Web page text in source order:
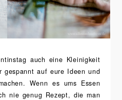
auch eine Kleinigkeit
gespannt auf eure Ideen und
Wenn es ums Essen
nie genug Rezept, die man